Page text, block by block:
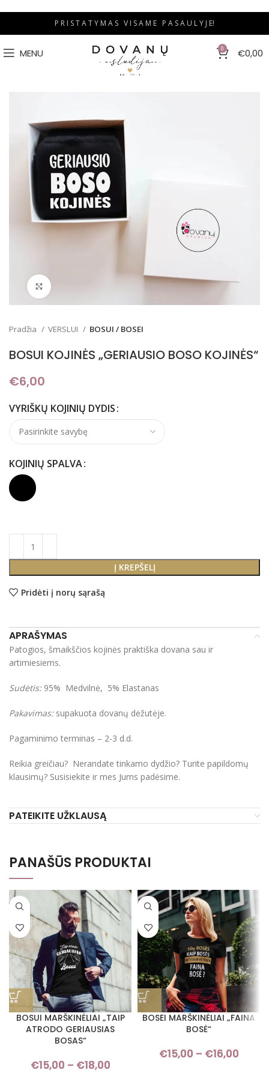
P R I S T A T Y M A S V I S A M E P A S A U L Y J E!
MENU 0 €0,00
Pradžia VERSLUI BOSUI / BOSEI
BOSUI KOJINĖS „GERIAUSIO BOSO KOJINĖS“
€6,00
VYRIŠKŲ KOJINIŲ DYDIS
KOJINIŲ SPALVA
Į KREPŠELĮ
Pridėti į norų sąrašą
APRAŠYMAS
Patogios, šmaikščios kojinės praktiška dovana sau ir
artimiesiems.
Sudėtis:95% Medvilnė, 5% Elastanas
Pakavimas:supakuota dovanų dėžutėje.
Pagaminimo terminas – 2-3 d.d.
Reikia greičiau? Nerandate tinkamo dydžio? Turite papildomų
klausimų? Susisiekite ir mes Jums padėsime.
PATEIKITE UŽKLAUSĄ
PANAŠŪS PRODUKTAI
BOSUI MARŠKINĖLIAI „TAIP
ATRODO GERIAUSIAS
BOSAS“
€15,00 – €18,00
BOSEI MARŠKINĖLIAI „FAINA
BOSĖ“
€15,00 – €16,00